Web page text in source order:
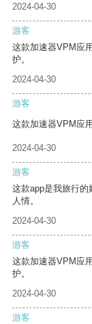
2024-04-30
游客
这款加速器VPM应
护。
2024-04-30
游客
这款加速器VPM应
2024-04-30
游客
这款app是我旅行
人情。
2024-04-30
游客
这款加速器VPM应
护。
2024-04-30
游客